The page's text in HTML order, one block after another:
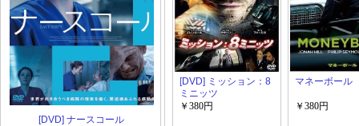
[DVD] ナースコール
[DVD] ミッション：8
ミニッツ
￥380円
マネーボール
￥380円